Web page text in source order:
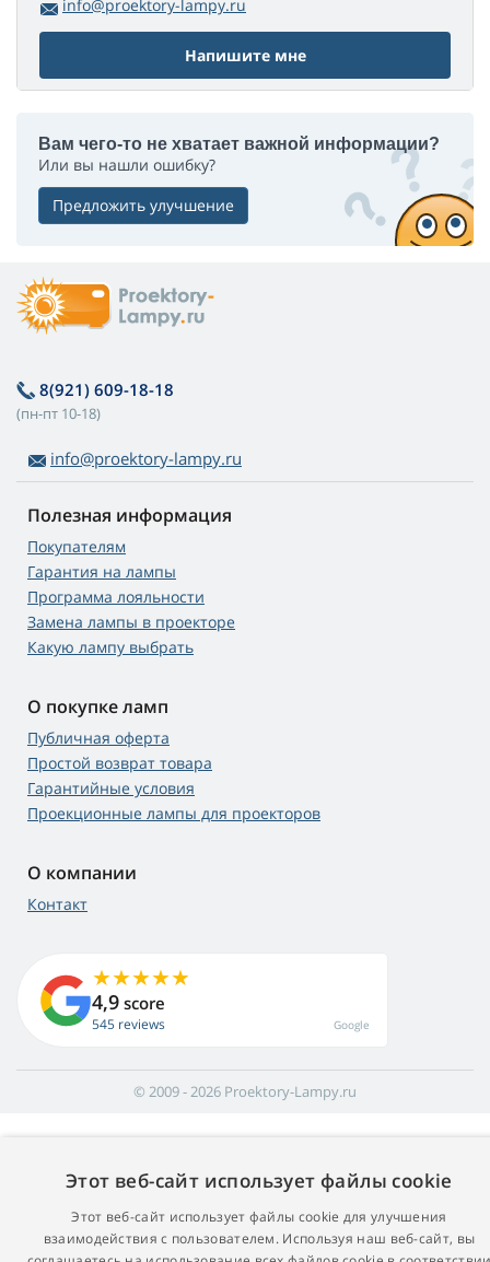
info@proektory-lampy.ru
Напишите мне
Вам чего-то не хватает важной информации?
Или вы нашли ошибку?
Предложить улучшение
8(921) 609-18-18
(пн-пт 10-18)
info@proektory-lampy.ru
Полезная информация
Покупателям
Гарантия на лампы
Программа лояльности
Замена лампы в проекторе
Какую лампу выбрать
О покупке ламп
Публичная оферта
Простой возврат товара
Гарантийные условия
Проекционные лампы для проекторов
О компании
Контакт
4,9 score
545 reviews Google
© 2009 - 2026 Proektory-Lampy.ru
Этот веб-сайт использует файлы cookie
Этот веб-сайт использует файлы cookie для улучшения
взаимодействия с пользователем. Используя наш веб-сайт, вы